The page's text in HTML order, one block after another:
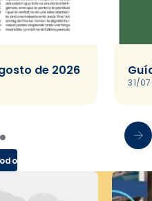
de 2026
31/